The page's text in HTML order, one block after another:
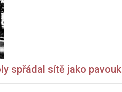
spřádal sítě jako pavouk